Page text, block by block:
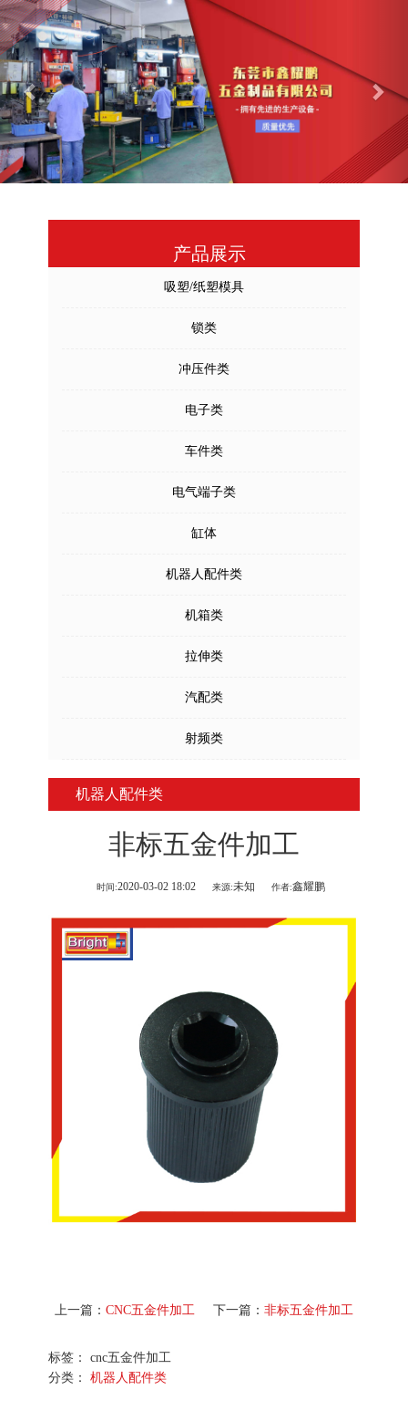
Previous
产品展示
吸塑/纸塑模具
锁类
冲压件类
电子类
车件类
电气端子类
缸体
机器人配件类
机箱类
拉伸类
汽配类
射频类
机器人配件类
非标五金件加工
时间:2020-03-02 18:02 来源:未知 作者:鑫耀鹏
上一篇： CNC五金件加工 下一篇： 非标五金件加工
标签： cnc五金件加工
分类： 机器人配件类